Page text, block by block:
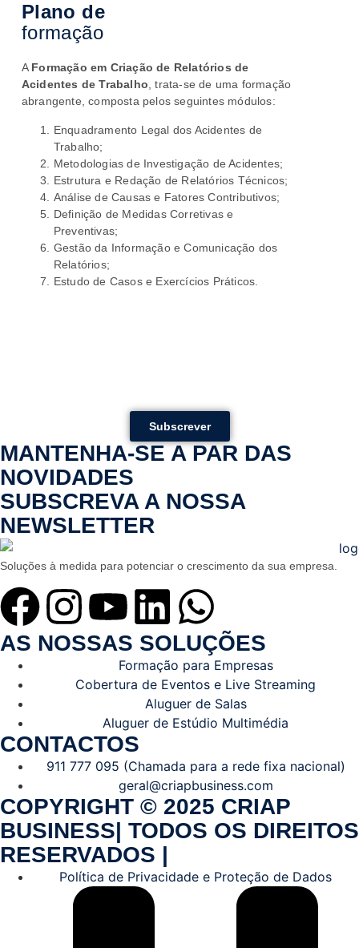
Plano de
formação
A Formação em Criação de Relatórios de
Acidentes de Trabalho , trata-se de uma formação
abrangente, composta pelos seguintes módulos:
Enquadramento Legal dos Acidentes de
Trabalho;
Metodologias de Investigação de Acidentes;
Estrutura e Redação de Relatórios Técnicos;
Análise de Causas e Fatores Contributivos;
Definição de Medidas Corretivas e
Preventivas;
Gestão da Informação e Comunicação dos
Relatórios;
Estudo de Casos e Exercícios Práticos.
Subscrever
MANTENHA-SE A PAR DAS
NOVIDADES
SUBSCREVA A NOSSA
NEWSLETTER
Soluções à medida para potenciar o crescimento da sua empresa.
AS NOSSAS SOLUÇÕES
Formação para Empresas
Cobertura de Eventos e Live Streaming
Aluguer de Salas
Aluguer de Estúdio Multimédia
CONTACTOS
911 777 095 (Chamada para a rede fixa nacional)
geral@criapbusiness.com
COPYRIGHT © 2025 CRIAP
BUSINESS| TODOS OS DIREITOS
RESERVADOS |
Política de Privacidade e Proteção de Dados